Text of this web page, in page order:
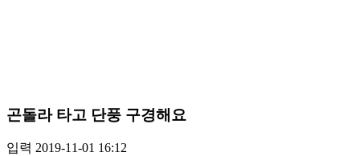
곤돌라 타고 단풍 구경해요
입력 2019-11-01 16:12